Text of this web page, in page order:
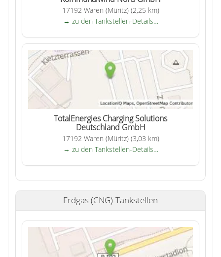
17192 Waren (Müritz) (2,25 km)
→ zu den Tankstellen-Details…
TotalEnergies Charging Solutions
Deutschland GmbH
17192 Waren (Müritz) (3,03 km)
→ zu den Tankstellen-Details…
Erdgas (CNG)-Tankstellen